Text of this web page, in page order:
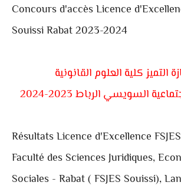
Concours d'accès Licence
Souissi Rabat 2023-2024
التميز كلية العلوم القانونية
السويسي الرباط 2023-2024
Résultats Licence d'Excellence
Faculté des Sciences Juridiques,
Sociales - Rabat ( FSJES Souissi),